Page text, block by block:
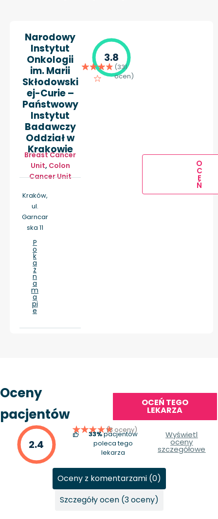
Narodowy
Instytut
Onkologii
im. Marii
Skłodowski
ej-Curie –
Państwowy
Instytut
Badawczy
Oddział w
Krakowie
Breast Cancer
Unit, Colon
Cancer Unit
Kraków,
ul.
Garncar
ska 11
P
o
k
a
ż
n
a
m
a
pi
e
3.8
(331
ocen)
O
C
E
Ń
Oceny
pacjentów
OCEŃ TEGO
LEKARZA
2.4
(3 oceny)
33%pacjentów
poleca tego
lekarza
Wyświetl
oceny
szczegółowe
Oceny z komentarzami (0)
Szczegóły ocen (3 oceny)